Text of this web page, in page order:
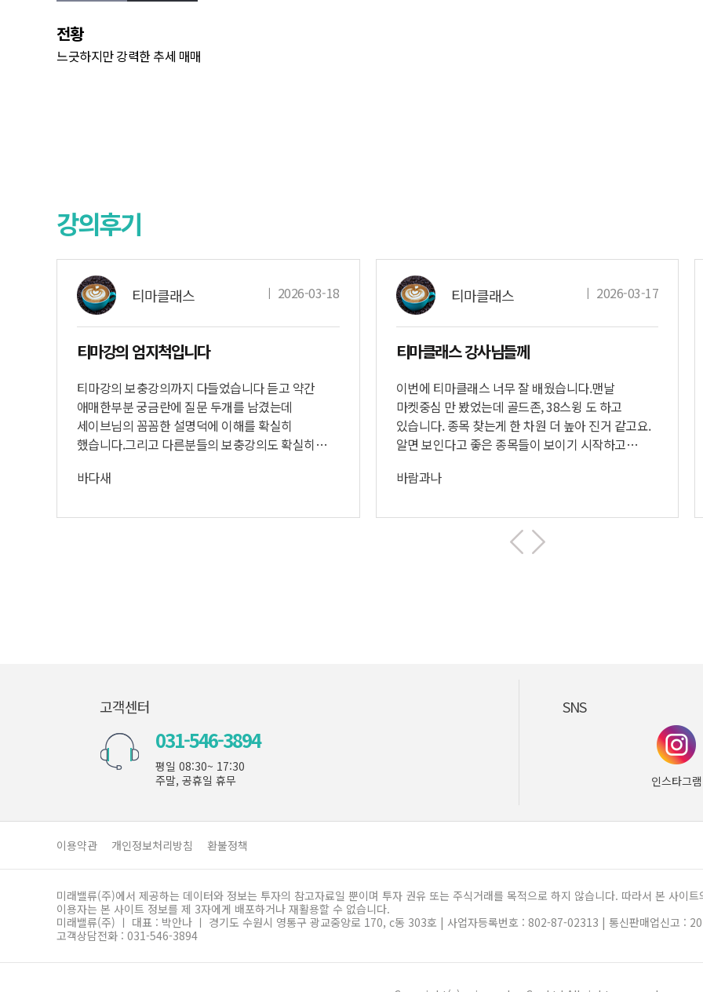
전황
느긋하지만 강력한 추세 매매
강의후기
티마클래스 ㅣ 2026-03-18
티마강의 엄지척입니다
티마강의 보충강의까지 다들었습니다 듣고 약간
애매한부분 궁금란에 질문 두개를 남겼는데
세이브님의 꼼꼼한 설명덕에 이해를 확실히
했습니다.그리고 다른분들의 보충강의도 확실히
신경쓰셨는지 티마 이용하는 분들에게 조금이라도
강사님들 감사합니다.
바다새
티마클래스 ㅣ 2026-03-17
티마클래스 강사님들께
이번에 티마클래스 너무 잘 배웠습니다.​맨날
마켓중심 만 봤었는데 골드존, 38스윙 도 하고
있습니다. ​종목 찾는게 한 차원 더 높아 진거 같고요.
알면 보인다고 좋은 종목들이 보이기 시작하고
되었네요.​티마팀 너무 감사하고 이번 교육 기획 해
하트님 께 죄송하긴 한데 저에겐 더 좋은 부분이
분명히 있었던 거 같습니다.​강사님들 고생하셨고
바람과나
고객센터
031-546-3894
평일 08:30~ 17:30
주말, 공휴일 휴무
SNS
인스타그램
이용약관 개인정보처리방침 환불정책
미래밸류(주)에서 제공하는 데이터와 정보는 투자의 참고자료일 뿐이며 투자 권유 또는 주식거래를 목적으로 하지 않습니다. 따라서 본 사이
이용자는 본 사이트 정보를 제 3자에게 배포하거나 재활용할 수 없습니다.
미래밸류(주) ㅣ 대표 : 박안나 ㅣ 경기도 수원시 영통구 광교중앙로 170, c동 303호 | 사업자등록번호 : 802-87-02313 | 통신판매업신고 :
고객상담전화 : 031-546-3894